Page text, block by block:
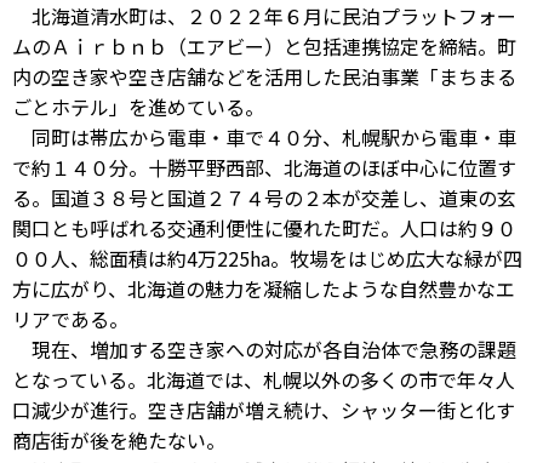
北海道清水町は、２０２２年６月に民泊プラットフォー
ムのＡｉｒｂｎｂ（エアビー）と包括連携協定を締結。町
内の空き家や空き店舗などを活用した民泊事業「まちまる
ごとホテル」を進めている。
同町は帯広から電車・車で４０分、札幌駅から電車・車
で約１４０分。十勝平野西部、北海道のほぼ中心に位置す
る。国道３８号と国道２７４号の２本が交差し、道東の玄
関口とも呼ばれる交通利便性に優れた町だ。人口は約９０
００人、総面積は約4万225ha。牧場をはじめ広大な緑が四
方に広がり、北海道の魅力を凝縮したような自然豊かなエ
リアである。
現在、増加する空き家への対応が各自治体で急務の課題
となっている。北海道では、札幌以外の多くの市で年々人
口減少が進行。空き店舗が増え続け、シャッター街と化す
商店街が後を絶たない。